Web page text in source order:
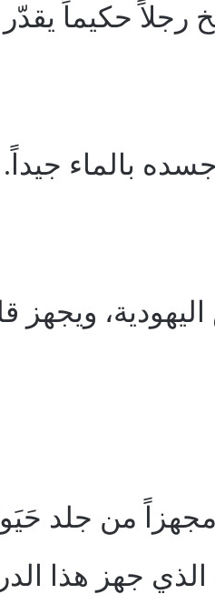
رجلاً حكيماً يقدّر
بالماء جيداً.
ويجهز
من جلد
جهز هذا